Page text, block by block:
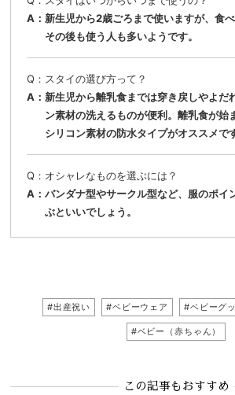
新生児から2歳ごろまで使いますが、食
その後も使う人も多いようです。
スタイの選び方って？
新生児から離乳食までは穿き戻しやよだ
ン素材の洗えるものが便利。離乳食が始
シリコン素材の防水タイプがオススメです
オシャレなものを選ぶには？
バンダナ型やサークル型など、服のポイ
ぶといいでしょう。
#出産祝い #ベビーウェア #ベビーグ
#ベビー（赤ちゃん）
この記事もおすすめ